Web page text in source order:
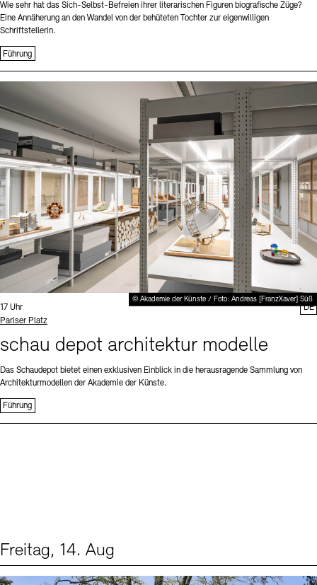
Wie sehr hat das Sich-Selbst-Befreien ihrer literarischen Figuren biografische Züge?
Eine Annäherung an den Wandel von der behüteten Tochter zur eigenwilligen
Schriftstellerin.
Führung
© Akademie der Künste / Foto: Andreas [FranzXaver] Süß
Uhrzeit:
17 Uhr
Standort
Pariser Platz
schau depot architektur modelle
Das Schaudepot bietet einen exklusiven Einblick in die herausragende Sammlung von
Architekturmodellen der Akademie der Künste.
Führung
DE
Freitag, 14. Aug